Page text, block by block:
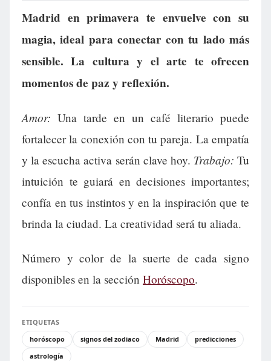
Madrid en primavera te envuelve con su
magia, ideal para conectar con tu lado más
sensible. La cultura y el arte te ofrecen
momentos de paz y reflexión.
Amor: Una tarde en un café literario puede
fortalecer la conexión con tu pareja. La empatía
y la escucha activa serán clave hoy. Trabajo: Tu
intuición te guiará en decisiones importantes;
confía en tus instintos y en la inspiración que te
brinda la ciudad. La creatividad será tu aliada.
Número y color de la suerte de cada signo
disponibles en la sección Horóscopo.
ETIQUETAS
horóscopo
signos del zodiaco Madrid
predicciones
astrología